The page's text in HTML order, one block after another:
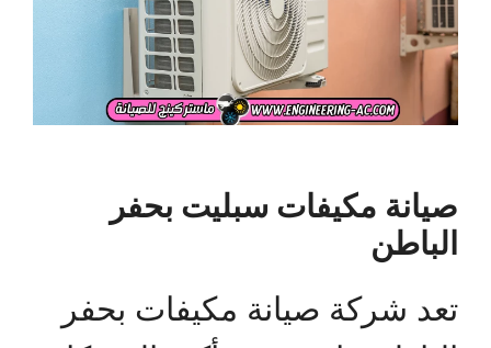
صيانة مكيفات سبليت بحفر
الباطن
تعد شركة صيانة مكيفات بحفر